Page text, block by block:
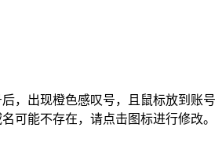
，出现橙色感叹号，且鼠标放到账号
可能不存在，请点击图标进行修改。